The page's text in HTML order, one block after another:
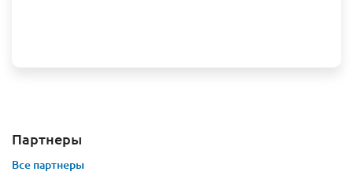
Партнеры
Все партнеры